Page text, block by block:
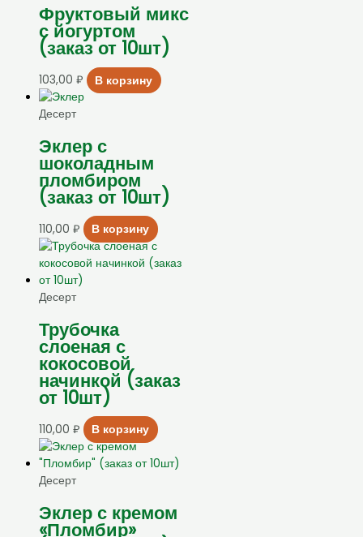
Фруктовый микс
с йогуртом
(заказ от 10шт)
103,00 ₽ В корзину
Десерт
Эклер с
шоколадным
пломбиром
(заказ от 10шт)
110,00 ₽ В корзину
Десерт
Трубочка
слоеная с
кокосовой
начинкой (заказ
от 10шт)
110,00 ₽ В корзину
Десерт
Эклер с кремом
«Пломбир»